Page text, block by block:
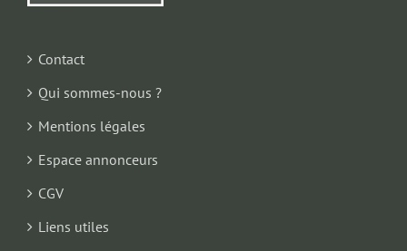
Contact
Qui sommes-nous ?
Mentions légales
Espace annonceurs
CGV
Liens utiles